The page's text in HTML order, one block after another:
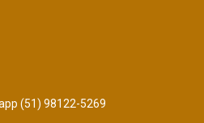
(51) 98122-5269